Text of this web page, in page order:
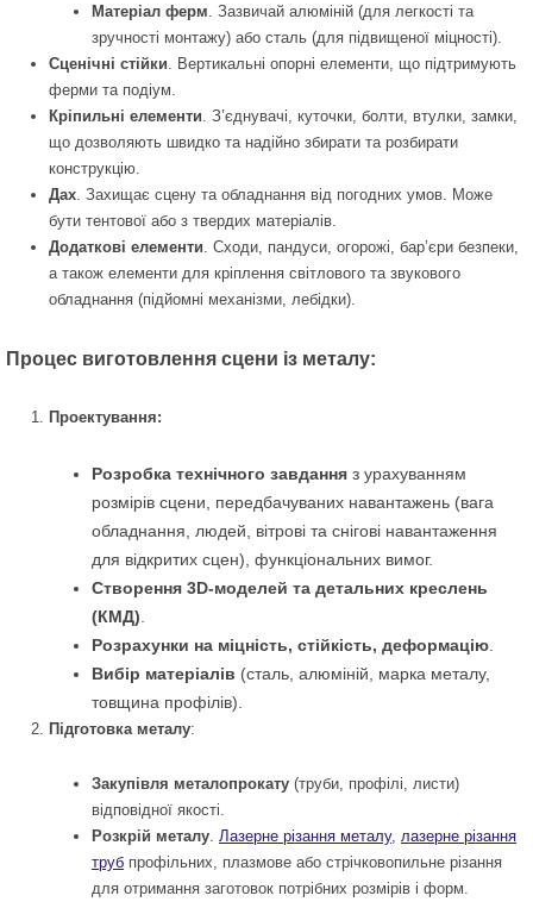
Матеріал ферм . Зазвичай алюміній (для легкості та
зручності монтажу) або сталь (для підвищеної міцності).
Сценічні стійки . Вертикальні опорні елементи, що підтримують
ферми та подіум.
Кріпильні елементи . З’єднувачі, куточки, болти, втулки, замки,
що дозволяють швидко та надійно збирати та розбирати
конструкцію.
Дах . Захищає сцену та обладнання від погодних умов. Може
бути тентової або з твердих матеріалів.
Додаткові елементи . Сходи, пандуси, огорожі, бар’єри безпеки,
а також елементи для кріплення світлового та звукового
обладнання (підйомні механізми, лебідки).
Процес виготовлення сцени із металу:
Проектування:
Розробка технічного завдання з урахуванням
розмірів сцени, передбачуваних навантажень (вага
обладнання, людей, вітрові та снігові навантаження
для відкритих сцен), функціональних вимог.
Створення 3D-моделей та детальних креслень
(КМД)
Розрахунки на міцність, стійкість, деформацію
Вибір матеріалів (сталь, алюміній, марка металу,
товщина профілів).
Підготовка металу:
Закупівля металопрокату (труби, профілі, листи)
відповідної якості.
Розкрій металу Лазерне різання металу, лазерне різання
труб профільних, плазмове або стрічковопильне різання
для отримання заготовок потрібних розмірів і форм.